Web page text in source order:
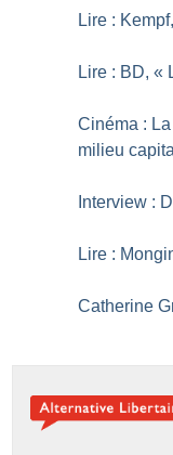
Lire :
Lire : BD, «
Cinéma :
milieu
Interview :
Lire :
Catherine